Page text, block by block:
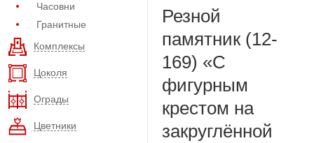
Часовни
Гранитные
Комплексы
Цоколя
Ограды
Цветники
Резной
памятник (12-
169) «С
фигурным
крестом на
закруглённой